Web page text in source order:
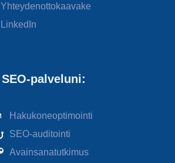
Yhteydenottokaavake
LinkedIn
SEO-palveluni:
Hakukoneoptimointi
SEO-auditointi
Avainsanatutkimus